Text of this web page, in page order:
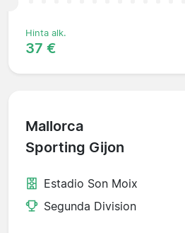
Hinta alk.
37 €
Mallorca
Sporting Gijon
Estadio Son Moix
Segunda Division